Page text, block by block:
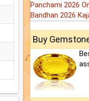
Panchami 2026
Bandhan 2026
Buy